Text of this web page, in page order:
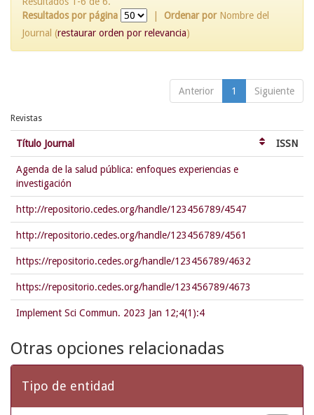
Resultados por página
Ordenar por Nombre del
Journal (restaurar orden por relevancia)
Anterior 1 Siguiente
Revistas
Título Journal ISSN
Agenda de la salud pública: enfoques experiencias e
investigación
http://repositorio.cedes.org/handle/123456789/4547
http://repositorio.cedes.org/handle/123456789/4561
https://repositorio.cedes.org/handle/123456789/4632
https://repositorio.cedes.org/handle/123456789/4673
Implement Sci Commun. 2023 Jan 12;4(1):4
Otras opciones relacionadas
Tipo de entidad